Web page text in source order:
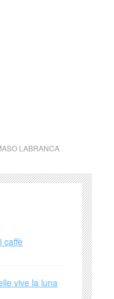
LABRANCA
caffè
vive la luna